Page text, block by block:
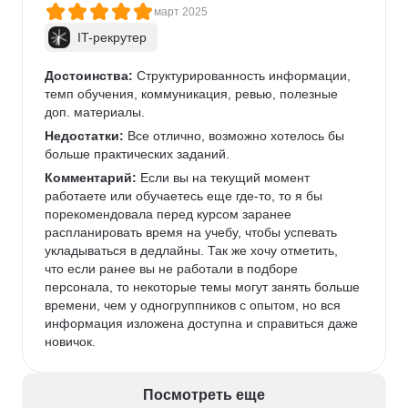
март 2025
IT-рекрутер
Достоинства: Структурированность информации,
темп обучения, коммуникация, ревью, полезные
доп. материалы.
Недостатки: Все отлично, возможно хотелось бы
больше практических заданий.
Комментарий: Если вы на текущий момент
работаете или обучаетесь еще где-то, то я бы
порекомендовала перед курсом заранее
распланировать время на учебу, чтобы успевать
укладываться в дедлайны. Так же хочу отметить,
что если ранее вы не работали в подборе
персонала, то некоторые темы могут занять больше
времени, чем у одногруппников с опытом, но вся
информация изложена доступна и справиться даже
новичок.
Посмотреть еще